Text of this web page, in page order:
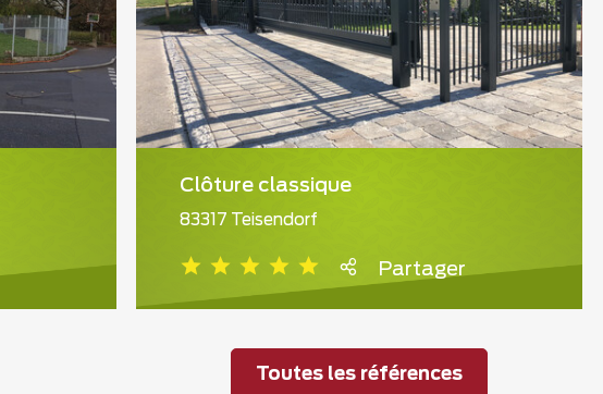
Clôture classique
83317 Teisendorf
Partager
Toutes les références